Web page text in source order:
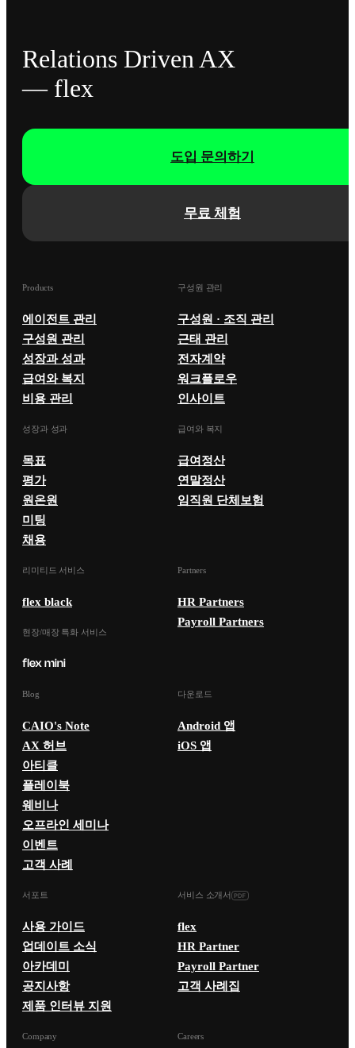
Relations Driven AX
— flex
무료 체험
도입 문의하기
Products
에이전트 관리
구성원 관리
성장과 성과
급여와 복지
비용 관리
구성원 관리
구성원 · 조직 관리
근태 관리
전자계약
워크플로우
인사이트
성장과 성과
목표
평가
원온원
미팅
채용
급여와 복지
급여정산
연말정산
임직원 단체보험
리미티드 서비스
flex black
현장/매장 특화 서비스
Partners
HR Partners
Payroll Partners
Blog
CAIO's Note
AX 허브
아티클
플레이북
웨비나
오프라인 세미나
이벤트
고객 사례
다운로드
Android 앱
iOS 앱
서포트
사용 가이드
업데이트 소식
아카데미
공지사항
제품 인터뷰 지원
서비스 소개서
flex
HR Partner
Payroll Partner
고객 사례집
Company Careers